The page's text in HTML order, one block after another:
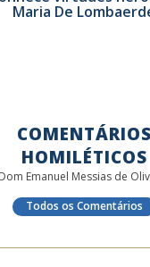
Maria De
COMENTÁRIOS
HOMILÉTICOS
Dom Emanuel Messias de
Todos os Comentários